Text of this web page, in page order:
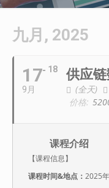
九月, 2025
17
9月
18 供应
(全天)
价格:
课程介绍
【课程信息】
课程时间&地点： 2025